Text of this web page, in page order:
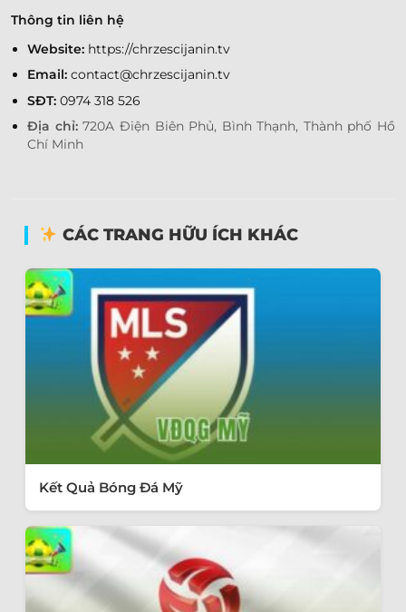
Thông tin liên hệ
Website: https://chrzescijanin.tv
Email: contact@chrzescijanin.tv
SĐT:0974 318 526
Địa chỉ:720A Điện Biên Phủ, Bình Thạnh, Thành phố Hồ
Chí Minh
CÁC TRANG HỮU ÍCH KHÁC
Kết Quả Bóng Đá Mỹ